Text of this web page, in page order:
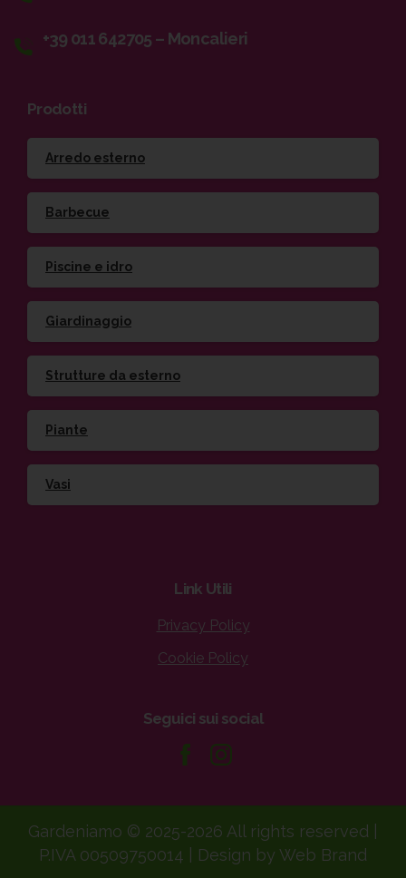
+39 011 642705 – Moncalieri
Prodotti
Arredo esterno
Barbecue
Piscine e idro
Giardinaggio
Strutture da esterno
Piante
Vasi
Link Utili
Privacy Policy
Cookie Policy
Seguici sui social
Gardeniamo © 2025-2026 All rights reserved |
P.IVA 00509750014 | Design by Web Brand